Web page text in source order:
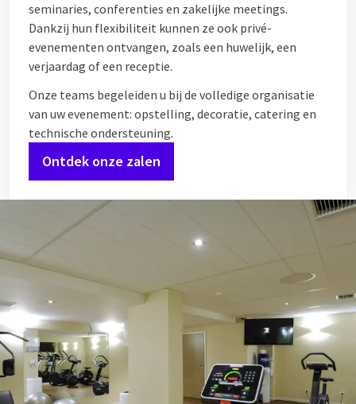
seminaries, conferenties en zakelijke meetings.
Dankzij hun flexibiliteit kunnen ze ook privé-
evenementen ontvangen, zoals een huwelijk, een
verjaardag of een receptie.
Onze teams begeleiden u bij de volledige organisatie
van uw evenement: opstelling, decoratie, catering en
technische ondersteuning.
Ontdek onze zalen